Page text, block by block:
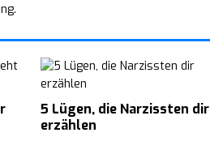
5 Lügen, die Narzissten dir
erzählen